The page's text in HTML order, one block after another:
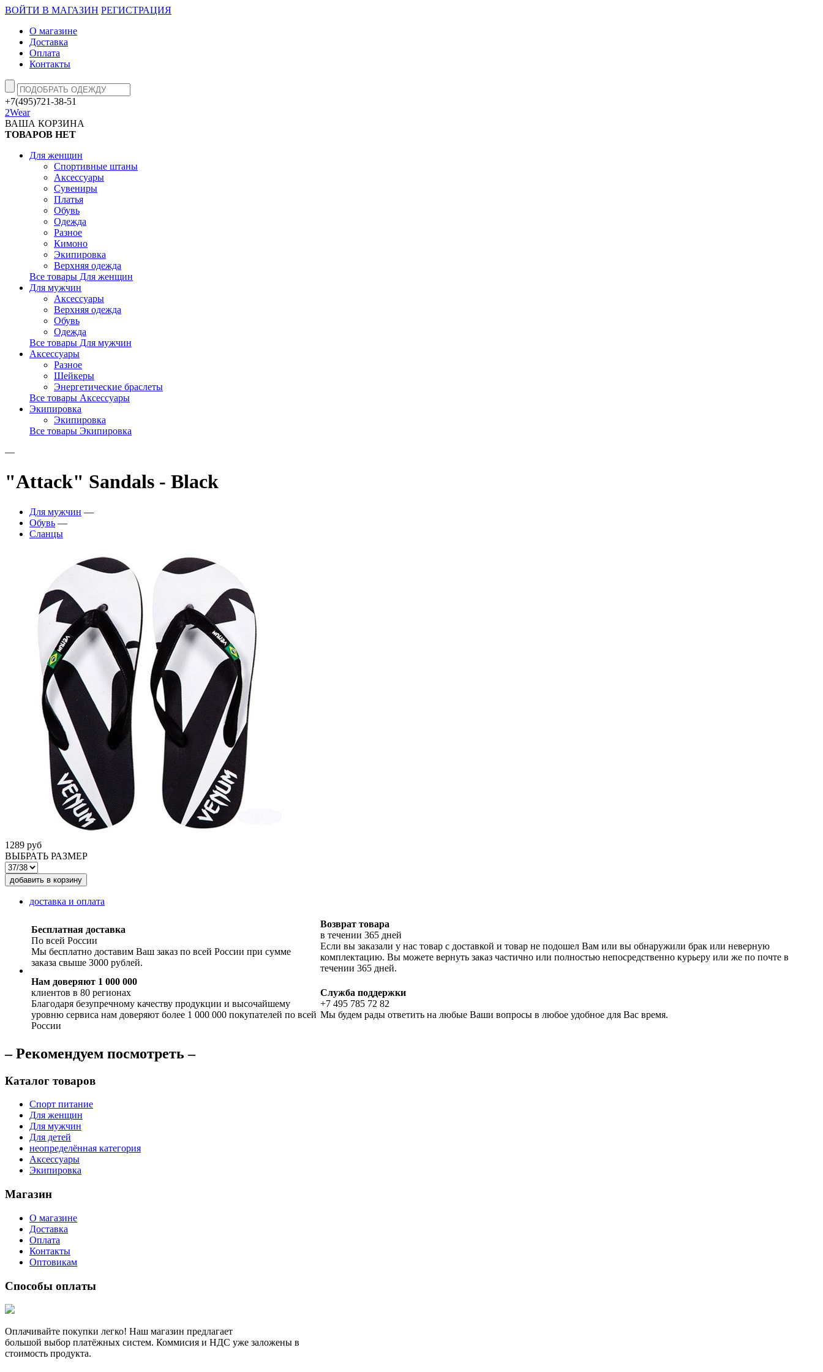
ВОЙТИ В МАГАЗИН РЕГИСТРАЦИЯ
О магазине
Доставка
Оплата
Контакты
+7(495)721-38-51
2Wear
ВАША КОРЗИНА
ТОВАРОВ НЕТ
Для женщин
Спортивные штаны
Аксессуары
Сувениры
Платья
Обувь
Одежда
Разное
Кимоно
Экипировка
Верхняя одежда
Все товары Для женщин
Для мужчин
Аксессуары
Верхняя одежда
Обувь
Одежда
Все товары Для мужчин
Аксессуары
Разное
Шейкеры
Энергетические браслеты
Все товары Аксессуары
Экипировка
Экипировка
Все товары Экипировка
—
"Attack" Sandals - Black
Для мужчин —
Обувь —
Сланцы
1289 руб
ВЫБРАТЬ РАЗМЕР
доставка и оплата
Бесплатная доставка
По всей России
Мы бесплатно доставим Ваш заказ по всей России при сумме
заказа свыше 3000 рублей.
Возврат товара
в течении 365 дней
Если вы заказали у нас товар с доставкой и товар не подошел Вам или вы обнаружили брак или неверную
комплектацию. Вы можете вернуть заказ частично или полностью непосредственно курьеру или же по почте в
течении 365 дней.
Нам доверяют 1 000 000
клиентов в 80 регионах
Благодаря безупречному качеству продукции и высочайшему
уровню сервиса нам доверяют более 1 000 000 покупателей по всей
России
Служба поддержки
+7 495 785 72 82
Мы будем рады ответить на любые Ваши вопросы в любое удобное для Вас время.
– Рекомендуем посмотреть –
Каталог товаров
Спорт питание
Для женщин
Для мужчин
Для детей
неопределённая категория
Аксессуары
Экипировка
Магазин
О магазине
Доставка
Оплата
Контакты
Оптовикам
Способы оплаты
Оплачивайте покупки легко! Наш магазин предлагает
большой выбор платёжных систем. Коммисия и НДС уже заложены в
стоимость продукта.